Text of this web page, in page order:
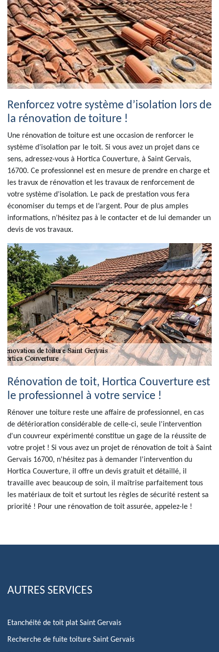
Renforcez votre système d’isolation lors de
la rénovation de toiture !
Une rénovation de toiture est une occasion de renforcer le
système d’isolation par le toit. Si vous avez un projet dans ce
sens, adressez-vous à Hortica Couverture, à Saint Gervais,
16700. Ce professionnel est en mesure de prendre en charge et
les travux de rénovation et les travaux de renforcement de
votre système d’isolation. Le pack de prestation vous fera
économiser du temps et de l’argent. Pour de plus amples
informations, n’hésitez pas à le contacter et de lui demander un
devis de vos travaux.
Rénovation de toit, Hortica Couverture est
le professionnel à votre service !
Rénover une toiture reste une affaire de professionnel, en cas
de détérioration considérable de celle-ci, seule l'intervention
d'un couvreur expérimenté constitue un gage de la réussite de
votre projet ! Si vous avez un projet de rénovation de toit à Saint
Gervais 16700, n'hésitez pas à demander l'intervention du
Hortica Couverture, il offre un devis gratuit et détaillé, il
travaille avec beaucoup de soin, il maîtrise parfaitement tous
les matériaux de toit et surtout les règles de sécurité restent sa
priorité ! Pour une rénovation de toit assurée, appelez-le !
AUTRES SERVICES
Etanchéité de toit plat Saint Gervais
Recherche de fuite toiture Saint Gervais